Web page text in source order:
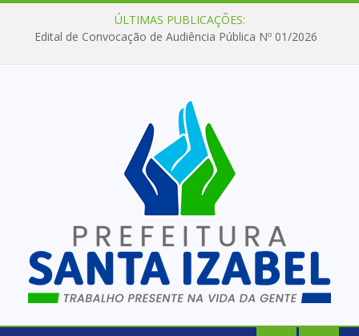
ÚLTIMAS PUBLICAÇÕES:
Edital de Convocação de Audiência Pública Nº 01/2026